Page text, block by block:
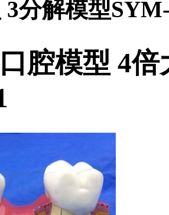
3分解模型
腔模型 4